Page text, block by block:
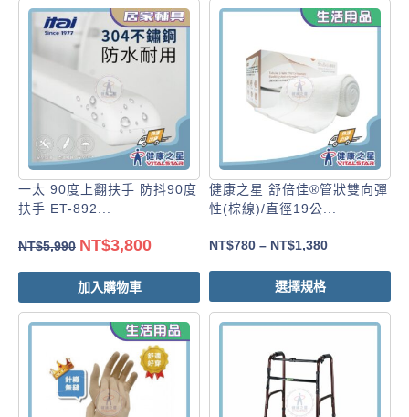
一太 90度上翻扶手 防抖90度
扶手 ET-892...
NT$5,990 NT$3,800
加入購物車
健康之星 舒倍佳®管狀雙向彈
性(棕線)/直徑19公...
NT$780 – NT$1,380
選擇規格